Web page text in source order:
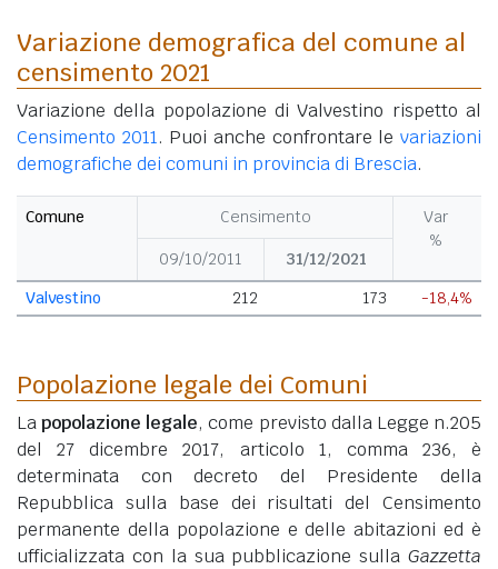
Variazione demografica del comune al
censimento 2021
Variazione della popolazione di Valvestino rispetto al
Censimento 2011. Puoi anche confrontare levariazioni
demografiche dei comuni in provincia di Brescia.
Comune Censimento
Var
%
09/10/2011
31/12/2021
Valvestino
212 173 -18,4%
Popolazione legale dei Comuni
Lapopolazione legale, come previsto dalla Legge n.205
del 27 dicembre 2017, articolo 1, comma 236, è
determinata con decreto del Presidente della
Repubblica sulla base dei risultati del Censimento
permanente della popolazione e delle abitazioni ed è
ufficializzata con la sua pubblicazione sulla Gazzetta